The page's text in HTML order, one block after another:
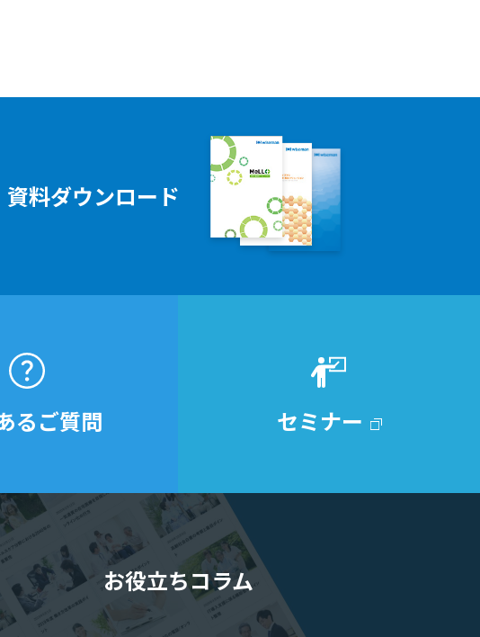
資料ダウンロード
るご質問 セミナー
お役立ちコラム